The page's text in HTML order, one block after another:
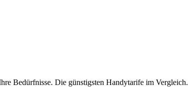
Bedürfnisse. Die günstigsten Handytarife im Vergleich.